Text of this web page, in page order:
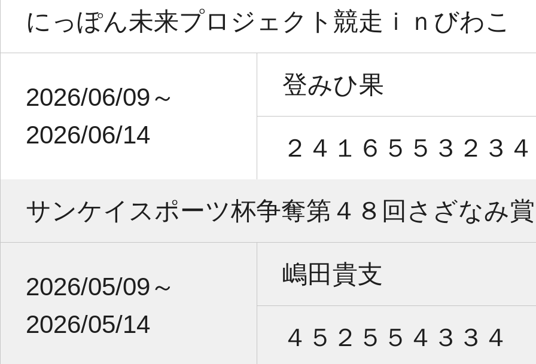
にっぽん未来プロジェクト競走ｉｎびわこ
2026/06/09～
2026/06/14
登みひ果
２４１６５５３２３４
サンケイスポーツ杯争奪第４８回さざなみ賞
2026/05/09～
2026/05/14
嶋田貴支
４５２５５４３３４